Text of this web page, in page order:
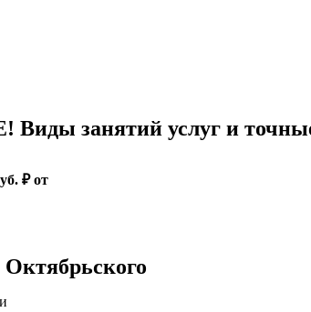
занятий услуг и
₽ от